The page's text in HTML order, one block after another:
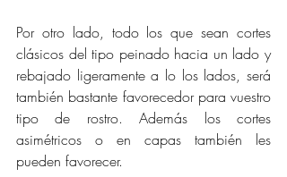
Por otro lado, todo los que sean cortes
clásicos del tipo peinado hacia un lado y
rebajado ligeramente a lo los lados, será
también bastante favorecedor para vuestro
tipo de rostro. Además los cortes
asimétricos o en capas también les
pueden favorecer.